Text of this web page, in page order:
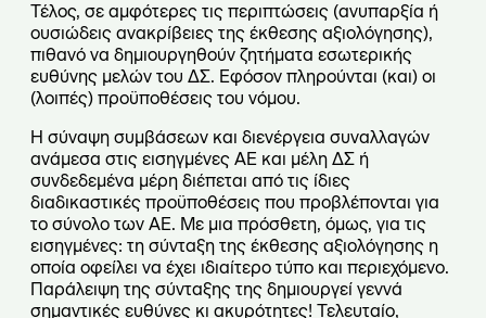
Τέλος, σε αμφότερες τις περιπτώσεις (ανυπαρξία ή
ουσιώδεις ανακρίβειες της έκθεσης αξιολόγησης),
πιθανό να δημιουργηθούν ζητήματα εσωτερικής
ευθύνης μελών του ΔΣ. Εφόσον πληρούνται (και) οι
(λοιπές) προϋποθέσεις του νόμου.
Η σύναψη συμβάσεων και διενέργεια συναλλαγών
ανάμεσα στις εισηγμένες ΑΕ και μέλη ΔΣ ή
συνδεδεμένα μέρη διέπεται από τις ίδιες
διαδικαστικές προϋποθέσεις που προβλέπονται για
το σύνολο των ΑΕ. Με μια πρόσθετη, όμως, για τις
εισηγμένες: τη σύνταξη της έκθεσης αξιολόγησης η
οποία οφείλει να έχει ιδιαίτερο τύπο και περιεχόμενο.
Παράλειψη της σύνταξης της δημιουργεί γεννά
σημαντικές ευθύνες κι ακυρότητες! Τελευταίο,